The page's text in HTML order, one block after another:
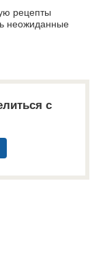
рецепты
неожиданные
с